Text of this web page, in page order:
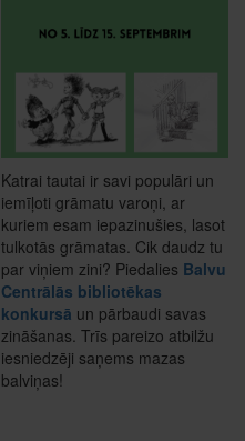
Katrai tautai ir savi populāri un
iemīļoti grāmatu varoņi, ar
kuriem esam iepazinušies, lasot
tulkotās grāmatas. Cik daudz tu
par viņiem zini? Piedalies Balvu
Centrālās bibliotēkas
konkursā un pārbaudi savas
zināšanas. Trīs pareizo atbilžu
iesniedzēji saņems mazas
balviņas!